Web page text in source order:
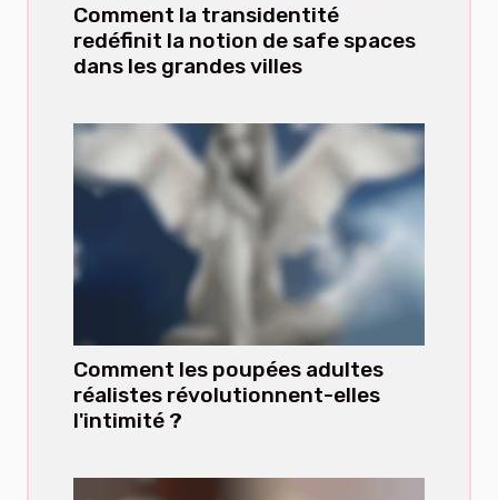
Comment la transidentité
redéfinit la notion de safe spaces
dans les grandes villes
Comment les poupées adultes
réalistes révolutionnent-elles
l'intimité ?